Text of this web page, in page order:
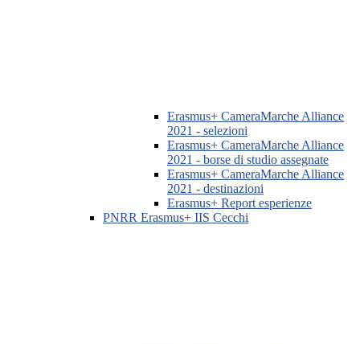
Erasmus+ CameraMarche Alliance
2021 - selezioni
Erasmus+ CameraMarche Alliance
2021 - borse di studio assegnate
Erasmus+ CameraMarche Alliance
2021 - destinazioni
Erasmus+ Report esperienze
PNRR Erasmus+ IIS Cecchi